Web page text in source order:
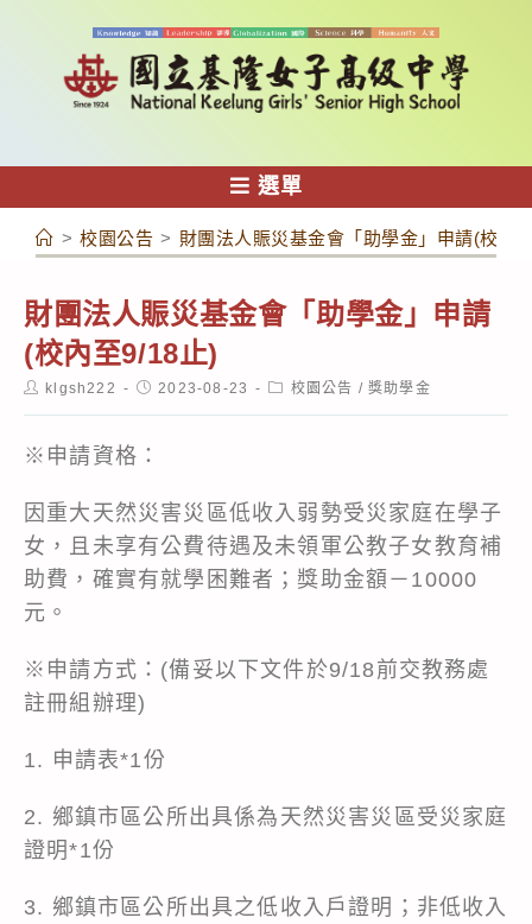
容
選單
> 校園公告 > 財團法人賑災基金會「助學金」申請(校內
財團法人賑災基金會「助學金」申請
(校內至9/18止)
Postklgsh222
Post2023-08-23
Post校園公告 / 獎助學金
※申請資格：
因重大天然災害災區低收入弱勢受災家庭在學子
女，且未享有公費待遇及未領軍公教子女教育補
助費，確實有就學困難者；獎助金額－10000
元。
※申請方式：(備妥以下文件於9/18前交教務處
註冊組辦理)
1. 申請表*1份
2. 鄉鎮市區公所出具係為天然災害災區受災家庭
證明*1份
3. 鄉鎮市區公所出具之低收入戶證明；非低收入